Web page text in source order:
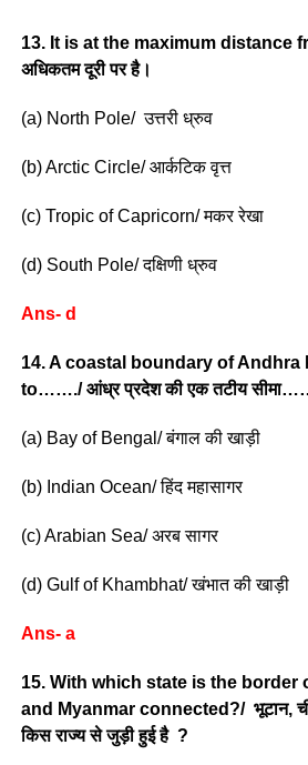
13. It is at the maximum distance
अधिकतम दूरी पर है।
(a) North Pole/ उत्तरी ध्रुव
(b) Arctic Circle/ आर्कटिक वृत्त
(c) Tropic of Capricorn/ मकर रेखा
(d) South Pole/ दक्षिणी ध्रुव
Ans- d
14. A coastal boundary of Andhra
to……./ आंध्र प्रदेश की एक तटीय
(a) Bay of Bengal/ बंगाल की खाड़ी
(b) Indian Ocean/ हिंद महासागर
(c) Arabian Sea/ अरब सागर
(d) Gulf of Khambhat/ खंभात की खाड़ी
Ans- a
15. With which state is the border
and Myanmar connected?/ भूटान, चीन
किस राज्य से जुड़ी हुई है ?